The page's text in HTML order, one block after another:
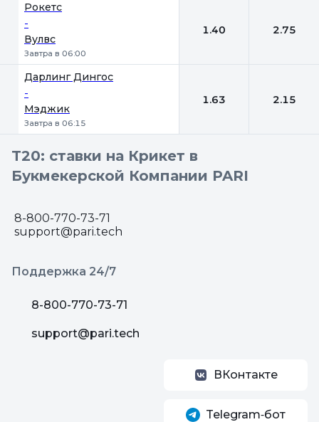
Рокетс
-
Вулвс
Завтра в 06:00
1.40 2.75
Дарлинг Дингос
-
Мэджик
Завтра в 06:15
1.63 2.15
T20: ставки на Крикет в
Букмекерской Компании PARI
8-800-770-73-71
support@pari.tech
Поддержка 24/7
8-800-770-73-71
support@pari.tech
ВКонтакте
Telegram‑бот